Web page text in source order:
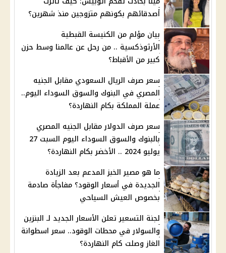
أصدقائهم بكونهم متزوجين منذ شهرين؟
بيان مؤلم من الكنيسة القبطية
الأرثوذكسية .. من رحل عن عالمنا وسط حزن
كبير من الأقباط؟
سعر صرف الريال السعودي مقابل الجنيه
المصري في البنوك والسوق السوداء اليوم..
عملة المملكة بكام النهاردة؟
سعر صرف الدولار مقابل الجنيه المصري
بالبنوك والسوق السوداء اليوم السبت 27
يوليو 2024 .. الأخضر بكام النهاردة؟
ما هو مصير الخبز المدعم بعد الزيادة
الجديدة في أسعار الوقود؟ مفاجأة صادمة
بخصوص العيش السياحي
لجنة التسعير تعلن الأسعار الجديد لـ البنزين
والسولار في محطات الوقود.. سعر اسطوانة
الغاز وصلت كام النهاردة؟